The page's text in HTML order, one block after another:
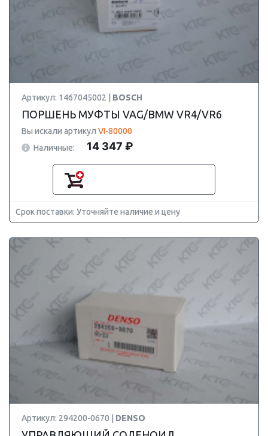
Артикул: 1467045002 | BOSCH
ПОРШЕНЬ МУФТЫ VAG/BMW VR4/VR6
Вы искали артикул VI-80000
Наличные:
14 347 ₽
Срок поставки: Уточняйте наличие и цену
Артикул: 294200-0670 | DENSO